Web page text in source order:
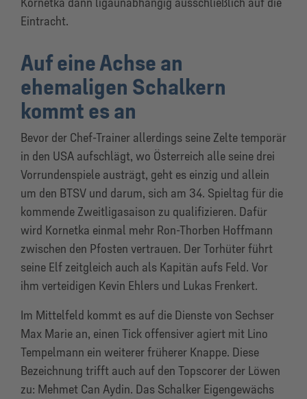
Eintracht.
Auf eine Achse an
ehemaligen Schalkern
kommt es an
Bevor der Chef-Trainer allerdings seine Zelte temporär
in den USA aufschlägt, wo Österreich alle seine drei
Vorrundenspiele austrägt, geht es einzig und allein
um den BTSV und darum, sich am 34. Spieltag für die
kommende Zweitligasaison zu qualifizieren. Dafür
wird Kornetka einmal mehr Ron-Thorben Hoffmann
zwischen den Pfosten vertrauen. Der Torhüter führt
seine Elf zeitgleich auch als Kapitän aufs Feld. Vor
ihm verteidigen Kevin Ehlers und Lukas Frenkert.
Im Mittelfeld kommt es auf die Dienste von Sechser
Max Marie an, einen Tick offensiver agiert mit Lino
Tempelmann ein weiterer früherer Knappe. Diese
Bezeichnung trifft auch auf den Topscorer der Löwen
zu: Mehmet Can Aydin. Das Schalker Eigengewächs